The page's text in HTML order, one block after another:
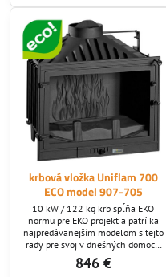
krbová vložka Uniflam 700
ECO model 907-705
10 kW / 122 kg krb spĺňa EKO
normu pre EKO projekt a patrí ka
najpredávanejším modelom s tejto
rady pre svoj v dnešných domoch
najviac požadovaný výkon, má
komínová klapka je zabudovaná v
846 €